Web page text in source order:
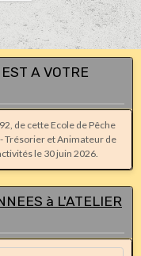
A VOTRE
de cette Ecole de Pêche
Trésorier et Animateur de
le 30 juin 2026.
à L'ATELIER